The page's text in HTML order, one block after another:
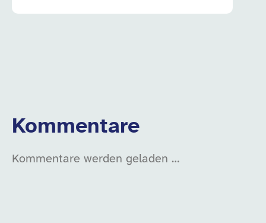
Kommentare
Kommentare werden geladen …